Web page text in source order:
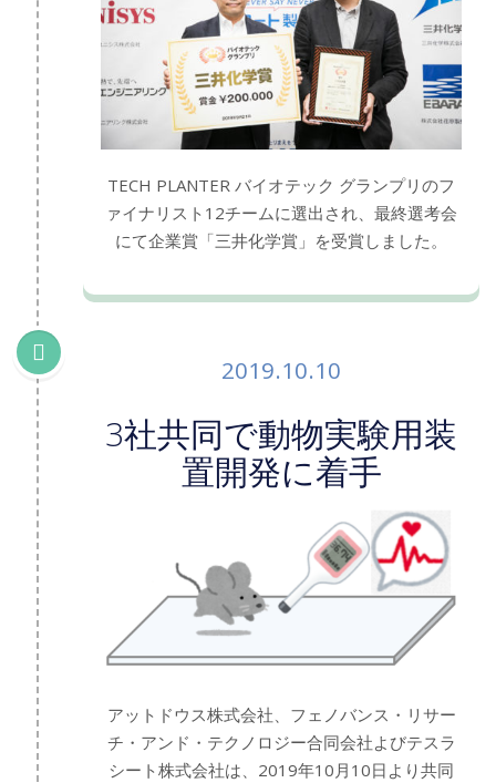
TECH PLANTER バイオテック グランプリのフ
ァイナリスト12チームに選出され、最終選考会
にて企業賞「三井化学賞」を受賞しました。
2019.10.10
3社共同で動物実験用装
置開発に着手
アットドウス株式会社、フェノバンス・リサー
チ・アンド・テクノロジー合同会社よびテスラ
シート株式会社は、2019年10月10日より共同